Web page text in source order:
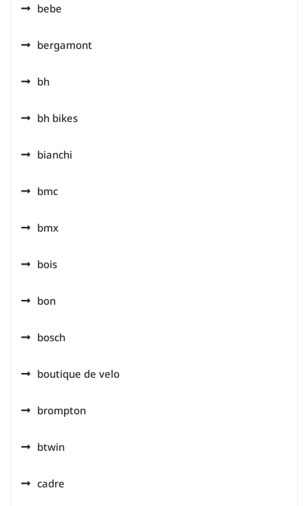
bebe
bergamont
bh
bh bikes
bianchi
bmc
bmx
bois
bon
bosch
boutique de velo
brompton
btwin
cadre